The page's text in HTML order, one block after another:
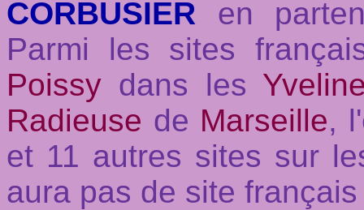
CORBUSIER en
Parmi les sites
Poissy dans les
Radieuse de Marseille,
et 11 autres sites sur
aura pas de site